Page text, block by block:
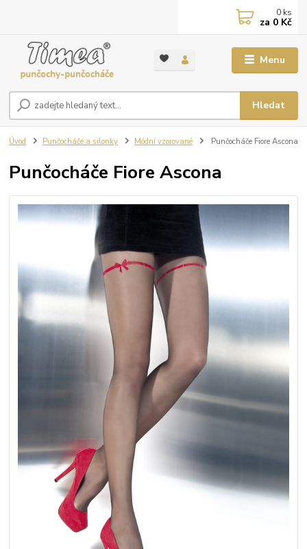
Menu
Hledat
0 ks
za 0 Kč
Úvod Punčocháče a silonky Módní vzorované Punčocháče Fiore Ascona
Punčocháče Fiore Ascona